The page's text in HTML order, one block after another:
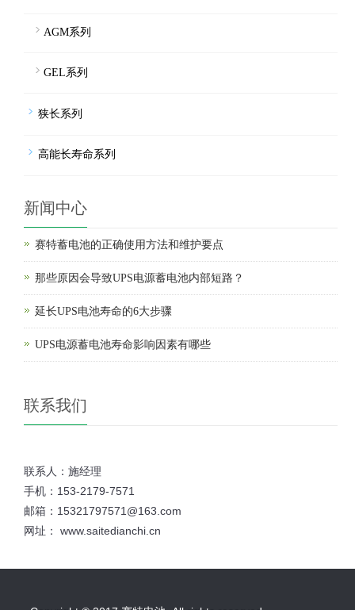
AGM系列
GEL系列
狭长系列
高能长寿命系列
新闻中心
赛特蓄电池的正确使用方法和维护要点
那些原因会导致UPS电源蓄电池内部短路？
延长UPS电池寿命的6大步骤
UPS电源蓄电池寿命影响因素有哪些
联系我们
联系人：施经理
手机：153-2179-7571
邮箱：15321797571@163.com
网址： www.saitedianchi.cn